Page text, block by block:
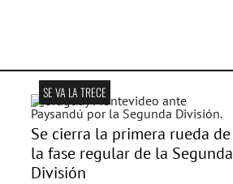
SE VA LA TRECE
Se cierra la primera rueda de
la fase regular de la Segunda
División